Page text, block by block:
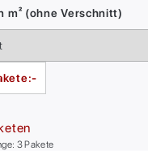
m² (ohne Verschnitt)
-
3Pakete